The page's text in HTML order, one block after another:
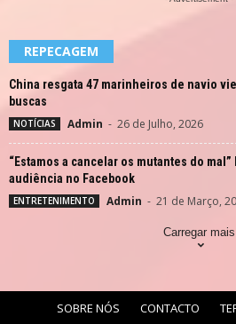
REPECAGEM
China resgata 47 marinheiros de navio
buscas
NOTÍCIAS Admin - 26 de Julho, 2026
“Estamos a cancelar os mutantes do
audiência no Facebook
ENTRETENIMENTO Admin - 21 de Março,
Carregar mais
SOBRE NÓS CONTACTO